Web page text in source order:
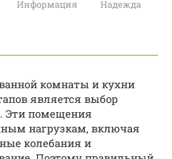
Информация
Надежда
комнаты и кухни
является выбор
Эти помещения
нагрузкам, включая
колебания и